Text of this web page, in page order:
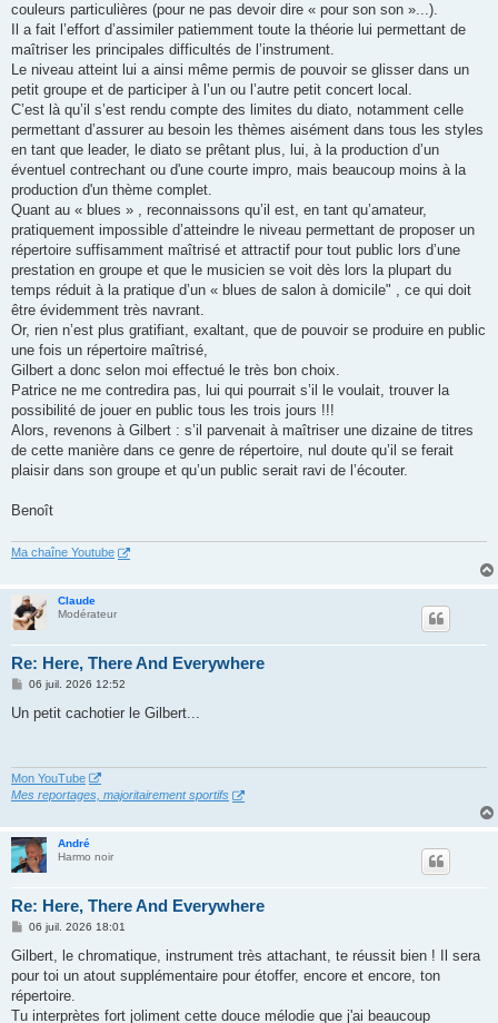
couleurs particulières (pour ne pas devoir dire « pour son son »...).
Il a fait l’effort d’assimiler patiemment toute la théorie lui permettant de
maîtriser les principales difficultés de l’instrument.
Le niveau atteint lui a ainsi même permis de pouvoir se glisser dans un
petit groupe et de participer à l’un ou l’autre petit concert local.
C’est là qu’il s’est rendu compte des limites du diato, notamment celle
permettant d’assurer au besoin les thèmes aisément dans tous les styles
en tant que leader, le diato se prêtant plus, lui, à la production d’un
éventuel contrechant ou d'une courte impro, mais beaucoup moins à la
production d'un thème complet.
Quant au « blues » , reconnaissons qu’il est, en tant qu’amateur,
pratiquement impossible d’atteindre le niveau permettant de proposer un
répertoire suffisamment maîtrisé et attractif pour tout public lors d’une
prestation en groupe et que le musicien se voit dès lors la plupart du
temps réduit à la pratique d’un « blues de salon à domicile" , ce qui doit
être évidemment très navrant.
Or, rien n’est plus gratifiant, exaltant, que de pouvoir se produire en public
une fois un répertoire maîtrisé,
Gilbert a donc selon moi effectué le très bon choix.
Patrice ne me contredira pas, lui qui pourrait s’il le voulait, trouver la
possibilité de jouer en public tous les trois jours !!!
Alors, revenons à Gilbert : s’il parvenait à maîtriser une dizaine de titres
de cette manière dans ce genre de répertoire, nul doute qu’il se ferait
plaisir dans son groupe et qu’un public serait ravi de l’écouter.
Benoît
Ma chaîne Youtube
Claude
Modérateur
Re: Here, There And Everywhere
M
s
06 juil. 2026 12:52
Un petit cachotier le Gilbert...
Mon YouTube
Mes reportages, majoritairement sportifs
André
Harmo noir
Re: Here, There And Everywhere
M
s
a
g
e
06 juil. 2026 18:01
Gilbert, le chromatique, instrument très attachant, te réussit bien ! Il sera
pour toi un atout supplémentaire pour étoffer, encore et encore, ton
répertoire.
Tu interprètes fort joliment cette douce mélodie que j'ai beaucoup